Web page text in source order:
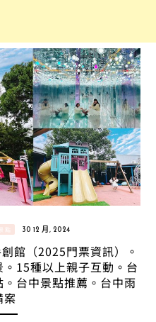
點 30 12 月, 2024
館（2025門票資訊）。
15種以上親子互動。台
台中景點推薦。台中雨
案